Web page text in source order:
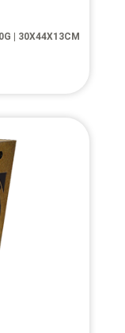
| 30X44X13CM